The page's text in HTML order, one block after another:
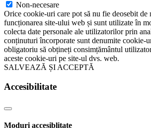
Non-necesare
Orice cookie-uri care pot să nu fie deosebit de
funcționarea site-ului web și sunt utilizate în
colecta date personale ale utilizatorilor prin
conținuturi încorporate sunt denumite cookie-
obligatoriu să obțineți consimțământul
aceste cookie-uri pe site-ul dvs. web.
SALVEAZĂ ȘI ACCEPTĂ
Accesibilitate
Moduri accesiblitate